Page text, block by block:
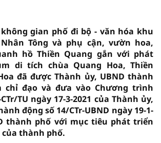
gian phố đi bộ - văn hóa khu
Tông và phụ cận, vườn hoa,
hồ Thiền Quang gắn với phát
di tích chùa Quang Hoa, Thiền
đã được Thành ủy, UBND thành
chỉ đạo và đưa vào Chương trình
TU ngày 17-3-2021 của Thành ủy,
động số 14/CTr-UBND ngày 19-1-
thành phố với mục tiêu phát triển
thành phố.